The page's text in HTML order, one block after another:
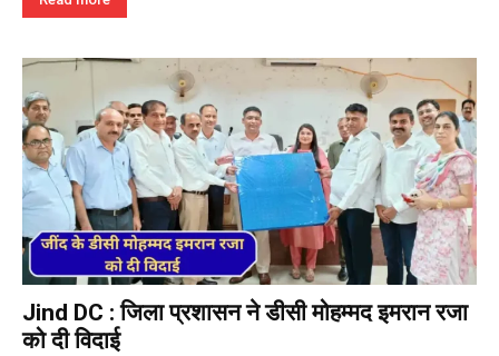
Jind DC : जिला प्रशासन ने डीसी मोहम्मद इमरान रजा
को दी विदाई